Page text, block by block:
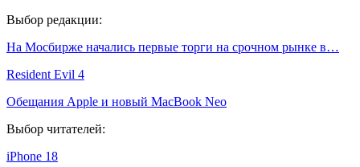
Выбор редакции:
На Мосбирже начались первые торги на срочном рынке в…
Resident Evil 4
Обещания Apple и новый MacBook Neo
Выбор читателей:
iPhone 18